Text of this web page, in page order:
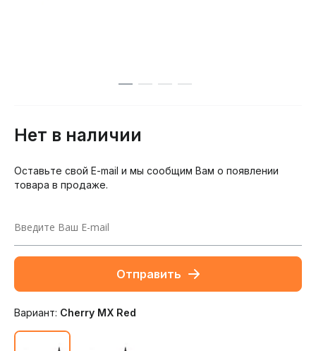
Нет в наличии
Оставьте свой E-mail и мы сообщим Вам о появлении
товара в продаже.
Отправить
Вариант: Cherry MX Red